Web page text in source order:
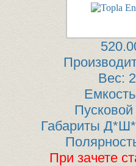
Вес:
Пусковой
Габариты
При зачете